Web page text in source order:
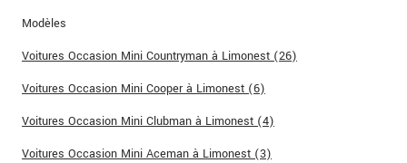
Modèles
Voitures Occasion Mini Countryman à Limonest (26)
Voitures Occasion Mini Cooper à Limonest (6)
Voitures Occasion Mini Clubman à Limonest (4)
Voitures Occasion Mini Aceman à Limonest (3)